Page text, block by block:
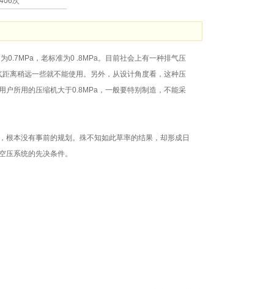
0.7MPa，老标准为0 .8MPa。目前社会上有一种排气压
离稍远一些就不能使用。另外，从设计角度看，这种压
户所用的压缩机大于0.8MPa，一般要特别制造，不能采
本没有事前的规划。殊不知如此草率的结果，却形成日
系统的先决条件。